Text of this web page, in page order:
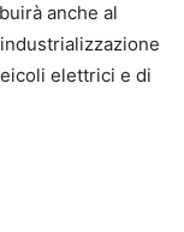
anche al
elettrici e di